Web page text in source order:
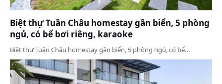
Biệt thự Tuần Châu homestay gần biển, 5 phòng
ngủ, có bể bơi riêng, karaoke
Biệt thự Tuần Châu homestay gần biển, 5 phòng ngủ, có bể…